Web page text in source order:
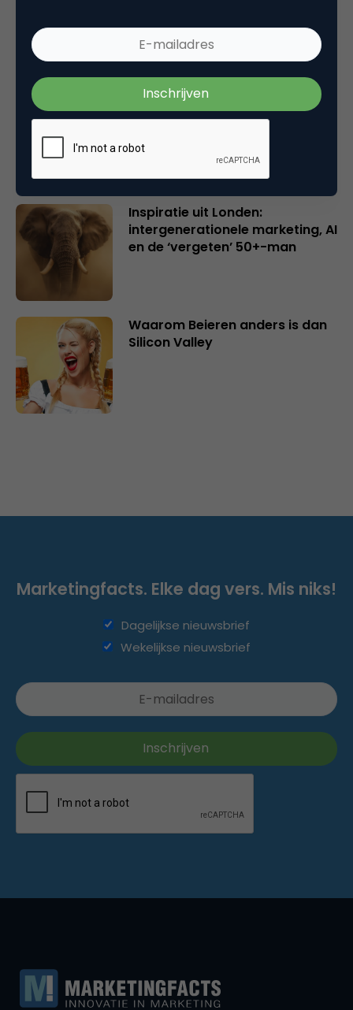
Creatieve sector als aanjager
van innovatie en ontsluiter en
belangrijker en urgenter dan
Inspiratie uit Londen:
intergenerationele marketing, AI
en de ‘vergeten’ 50+-man
Waarom Beieren anders is dan
Silicon Valley
Marketingfacts. Elke dag vers. Mis niks!
Dagelijkse nieuwsbrief
Wekelijkse nieuwsbrief